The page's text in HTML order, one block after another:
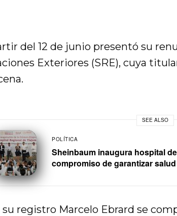
del 12 de junio presentó su
Exteriores (SRE), cuya
SEE ALSO
POLÍTICA
Sheinbaum inaugura hospital
compromiso de garantizar
su registro Marcelo Ebrard se